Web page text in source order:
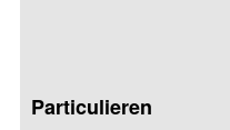
Particulieren